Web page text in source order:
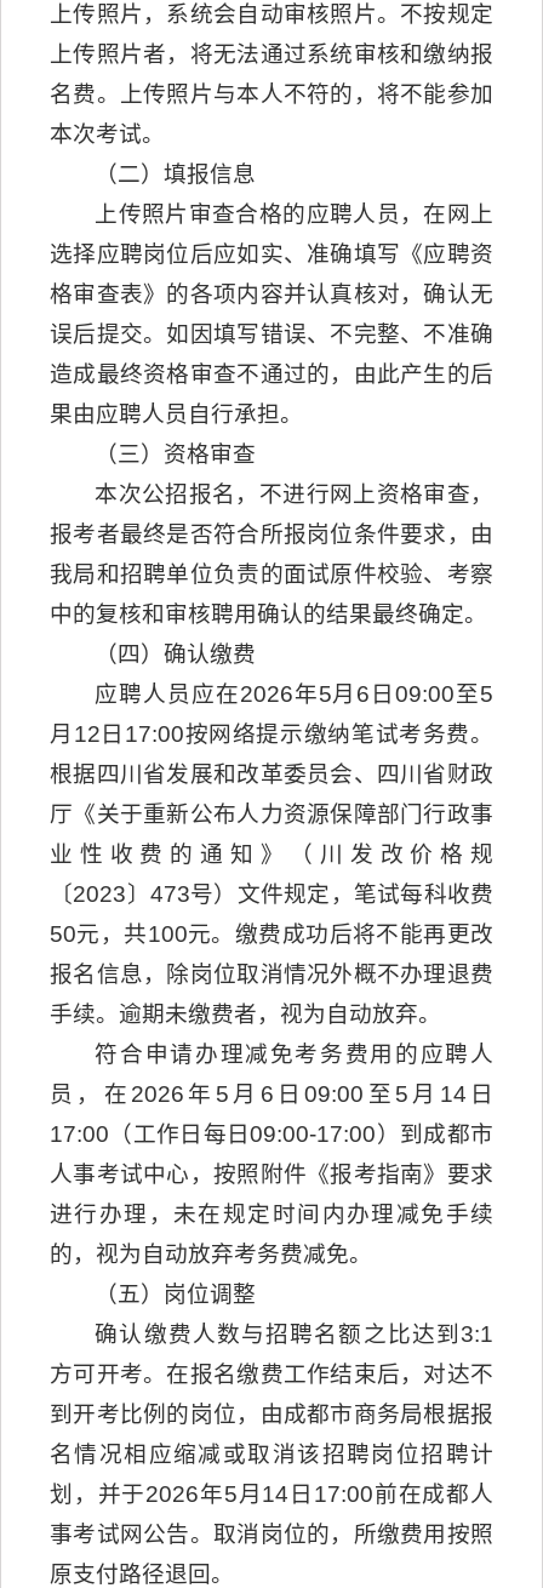
上传照片，系统会自动审核照片。不按规定
上传照片者，将无法通过系统审核和缴纳报
名费。上传照片与本人不符的，将不能参加
本次考试。
（二）填报信息
上传照片审查合格的应聘人员，在网上
选择应聘岗位后应如实、准确填写《应聘资
格审查表》的各项内容并认真核对，确认无
误后提交。如因填写错误、不完整、不准确
造成最终资格审查不通过的，由此产生的后
果由应聘人员自行承担。
（三）资格审查
本次公招报名，不进行网上资格审查，
报考者最终是否符合所报岗位条件要求，由
我局和招聘单位负责的面试原件校验、考察
中的复核和审核聘用确认的结果最终确定。
（四）确认缴费
应聘人员应在2026年5月6日09:00至5
月12日17:00按网络提示缴纳笔试考务费。
根据四川省发展和改革委员会、四川省财政
厅《关于重新公布人力资源保障部门行政事
业性收费的通知》（川发改价格规
〔2023〕473号）文件规定，笔试每科收费
50元，共100元。缴费成功后将不能再更改
报名信息，除岗位取消情况外概不办理退费
手续。逾期未缴费者，视为自动放弃。
符合申请办理减免考务费用的应聘人
员，在2026年5月6日09:00至5月14日
17:00（工作日每日09:00-17:00）到成都市
人事考试中心，按照附件《报考指南》要求
进行办理，未在规定时间内办理减免手续
的，视为自动放弃考务费减免。
（五）岗位调整
确认缴费人数与招聘名额之比达到3:1
方可开考。在报名缴费工作结束后，对达不
到开考比例的岗位，由成都市商务局根据报
名情况相应缩减或取消该招聘岗位招聘计
划，并于2026年5月14日17:00前在成都人
事考试网公告。取消岗位的，所缴费用按照
原支付路径退回。